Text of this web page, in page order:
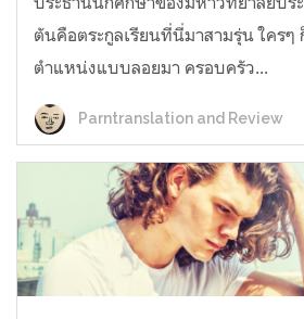
ตันคือตระกูลเรียนที่นี่มาสามรุ่น ใครๆ
ตำแหน่งแบบลอยมา ครอบครัว...
Parntranslation and Review